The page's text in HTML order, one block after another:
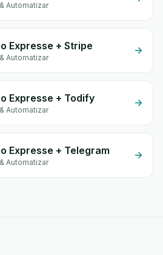
Automatizar
Expresse + Stripe
Automatizar
Expresse + Todify
Automatizar
Expresse + Telegram
Automatizar